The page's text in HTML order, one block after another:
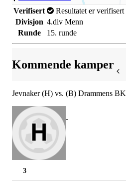
Verifisert
Resultatet er verifisert
Divisjon 4.div Menn
Runde
15. runde
Kommende kamper
Jevnaker (H) vs. (B) Drammens BK
-
3